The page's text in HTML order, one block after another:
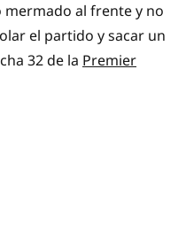
mermado al frente y no
el partido y sacar un
32 de la Premier